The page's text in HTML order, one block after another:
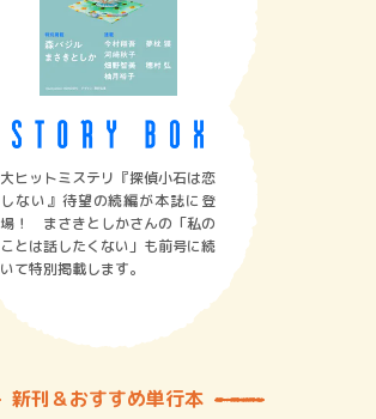
大ヒットミステリ『探偵小石は恋
しない』待望の続編が本誌に登
場！ まさきとしかさんの「私の
ことは話したくない」も前号に続
いて特別掲載します。
新刊＆おすすめ単行本